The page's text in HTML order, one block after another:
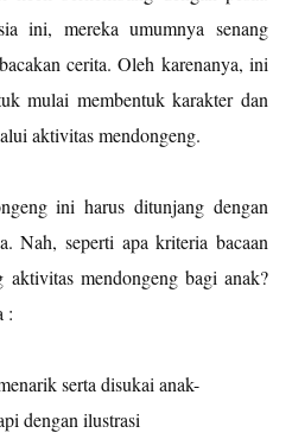
ini, mereka umumnya senang
cerita. Oleh karenanya, ini
mulai membentuk karakter dan
aktivitas mendongeng.
ini harus ditunjang dengan
Nah, seperti apa kriteria bacaan
mendongeng bagi anak?
:
serta disukai anak-
dengan ilustrasi